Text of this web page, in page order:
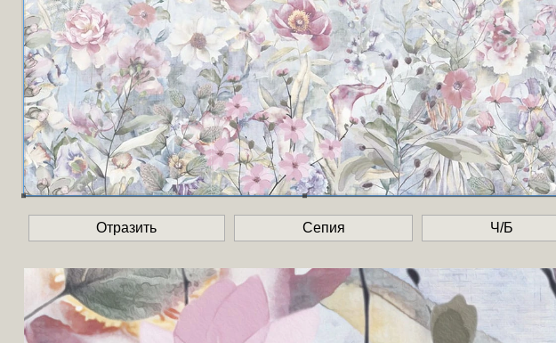
Отразить Сепия Ч/Б